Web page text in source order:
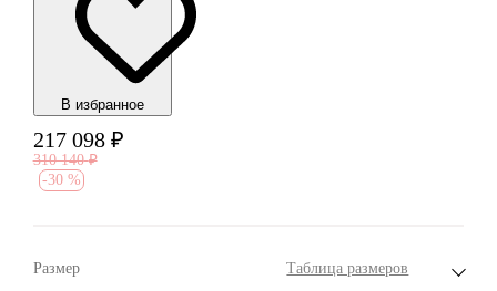
В избранноe
217 098 ₽
310 140 ₽
-30 %
Размер Таблица размеров